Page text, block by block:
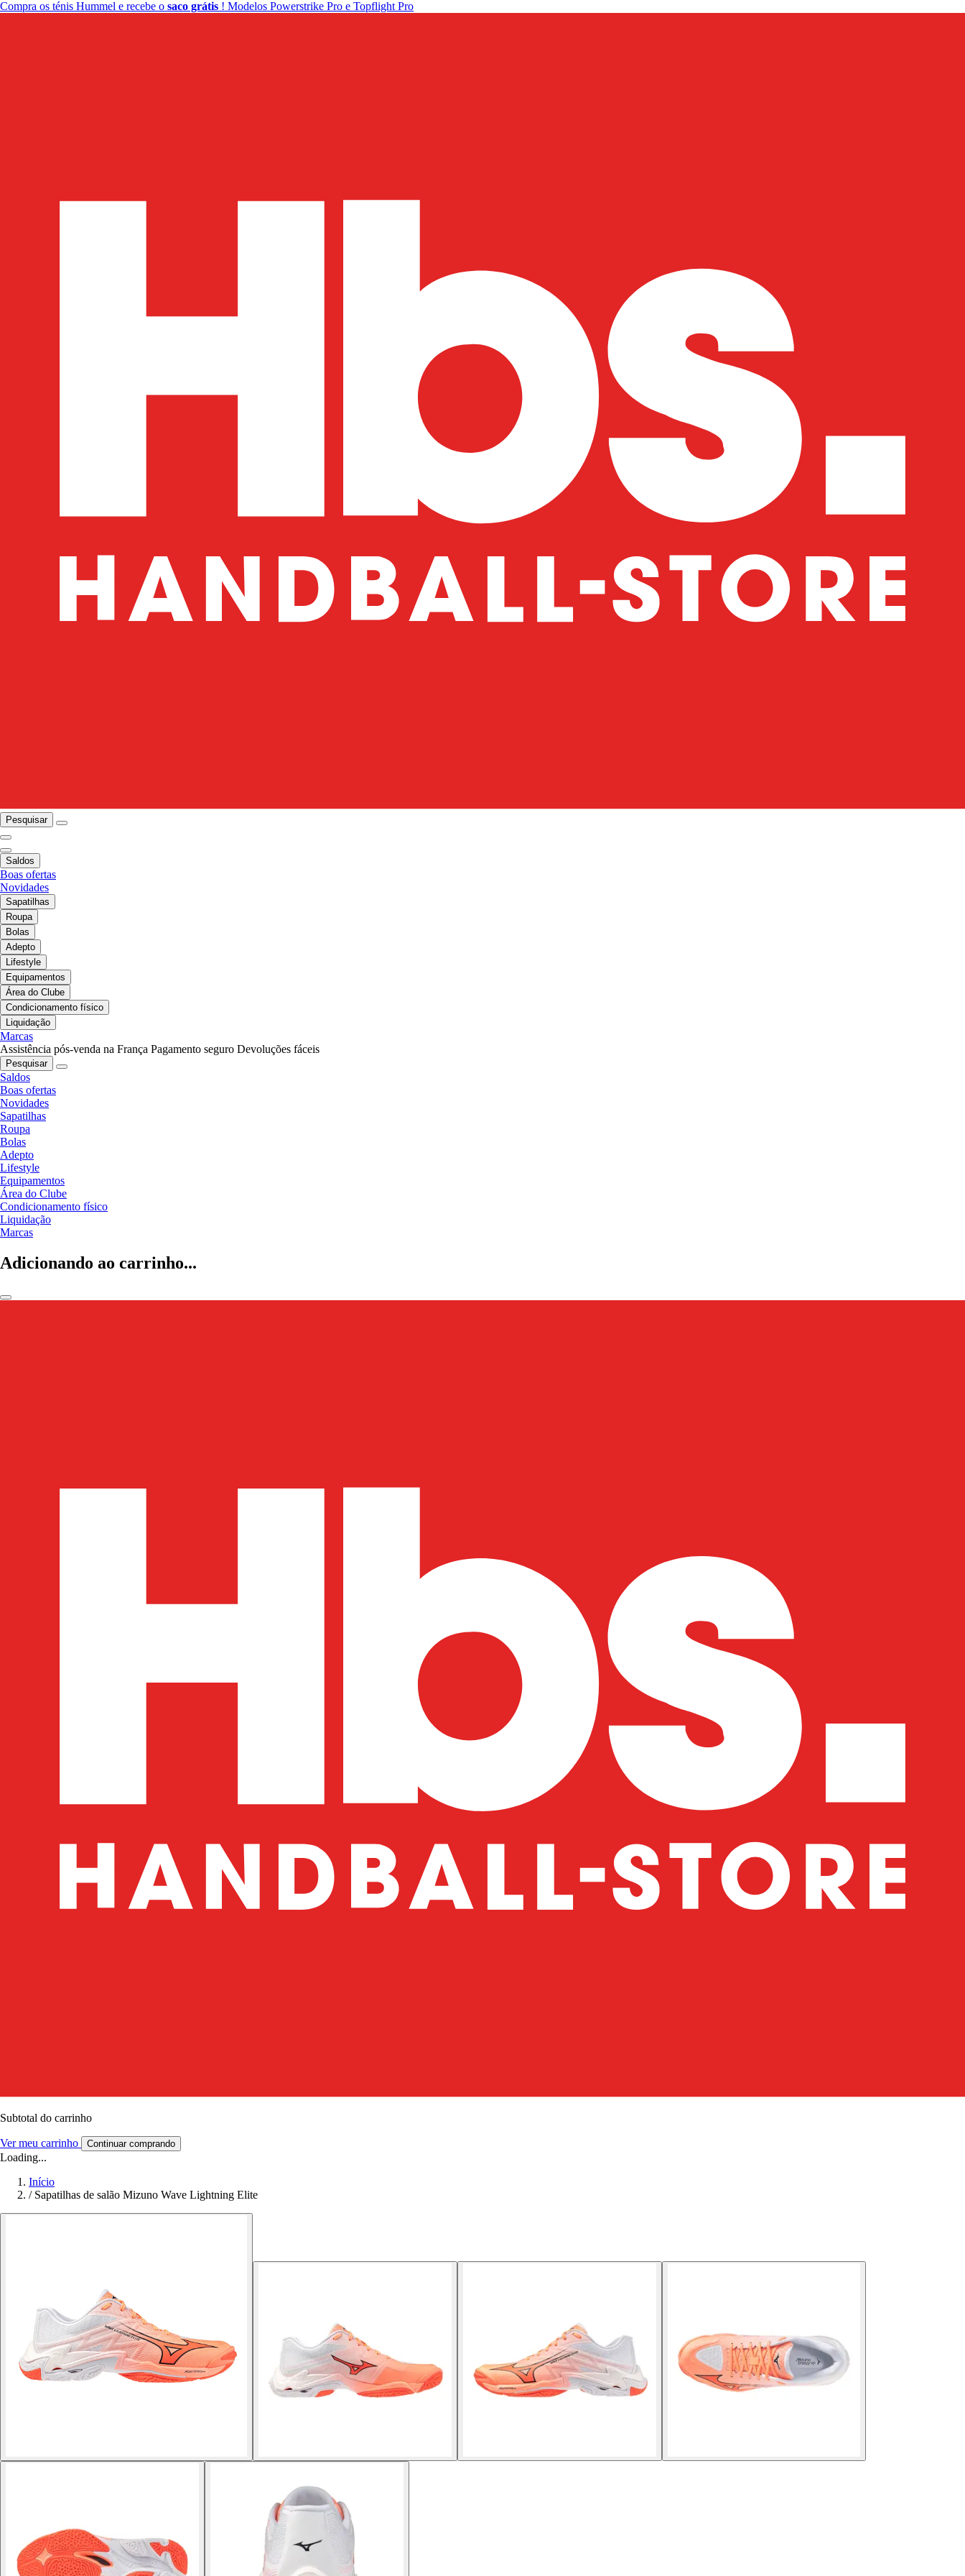
Compra os ténis Hummel e recebe o saco grátis ! Modelos Powerstrike Pro e Topflight Pro
Pesquisar
Saldos
Boas ofertas
Novidades
Sapatilhas
Roupa
Bolas
Adepto
Lifestyle
Equipamentos
Área do Clube
Condicionamento físico
Liquidação
Marcas
Assistência pós-venda na França Pagamento seguro Devoluções fáceis
Pesquisar
Saldos
Boas ofertas
Novidades
Sapatilhas
Roupa
Bolas
Adepto
Lifestyle
Equipamentos
Área do Clube
Condicionamento físico
Liquidação
Marcas
Adicionando ao carrinho...
Subtotal do carrinho
Ver meu carrinho Continuar comprando
Loading...
Início
/ Sapatilhas de salão Mizuno Wave Lightning Elite